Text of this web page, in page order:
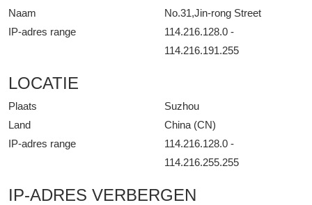
Naam
No.31,Jin-rong Street
IP-adres range
114.216.128.0 -
114.216.191.255
LOCATIE
Plaats
Suzhou
Land
China (CN)
IP-adres range
114.216.128.0 -
114.216.255.255
IP-ADRES VERBERGEN